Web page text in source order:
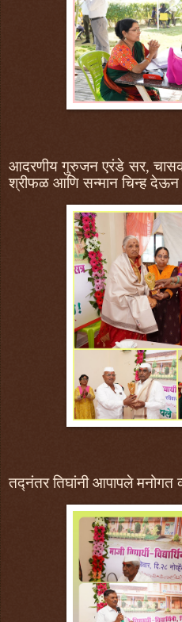
आदरणीय गुरुजन एरंडे सर,
श्रीफळ आणि सन्मान चिन्ह
तद्नंतरतिघांनीआपापले मनोगत